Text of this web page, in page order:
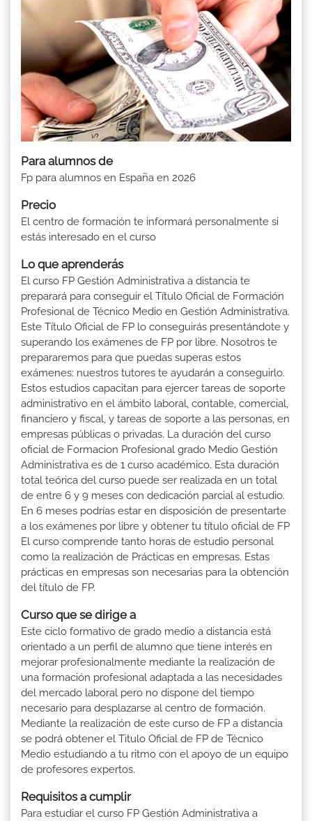
Para alumnos de
Fp para alumnos en España en 2026
Precio
El centro de formación te informará personalmente si
estás interesado en el curso
Lo que aprenderás
El curso FP Gestión Administrativa a distancia te
preparará para conseguir el Título Oficial de Formación
Profesional de Técnico Medio en Gestión Administrativa.
Este Título Oficial de FP lo conseguirás presentándote y
superando los exámenes de FP por libre. Nosotros te
prepararemos para que puedas superas estos
exámenes: nuestros tutores te ayudarán a conseguirlo.
Estos estudios capacitan para ejercer tareas de soporte
administrativo en el ámbito laboral, contable, comercial,
financiero y fiscal, y tareas de soporte a las personas, en
empresas públicas o privadas. La duración del curso
oficial de Formacion Profesional grado Medio Gestión
Administrativa es de 1 curso académico. Esta duración
total teórica del curso puede ser realizada en un total
de entre 6 y 9 meses con dedicación parcial al estudio.
En 6 meses podrías estar en disposición de presentarte
a los exámenes por libre y obtener tu título oficial de FP
El curso comprende tanto horas de estudio personal
como la realización de Prácticas en empresas. Estas
prácticas en empresas son necesarias para la obtención
del título de FP.
Curso que se dirige a
Este ciclo formativo de grado medio a distancia está
orientado a un perfil de alumno que tiene interés en
mejorar profesionalmente mediante la realización de
una formación profesional adaptada a las necesidades
del mercado laboral pero no dispone del tiempo
necesario para desplazarse al centro de formación.
Mediante la realización de este curso de FP a distancia
se podrá obtener el Titulo Oficial de FP de Técnico
Medio estudiando a tu ritmo con el apoyo de un equipo
de profesores expertos.
Requisitos a cumplir
Para estudiar el curso FP Gestión Administrativa a